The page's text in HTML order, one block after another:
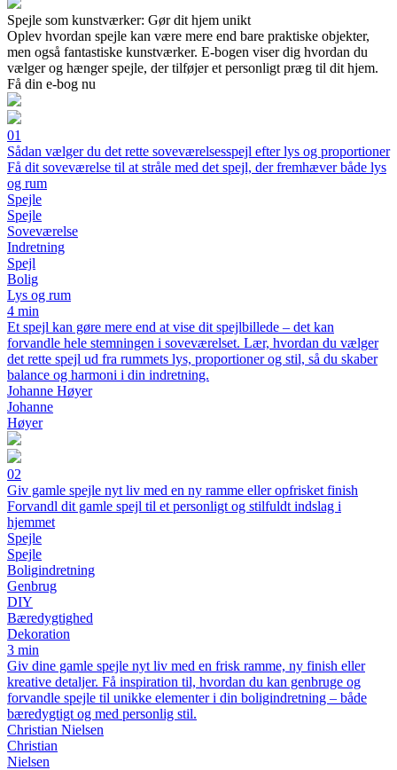
Spejle som kunstværker: Gør dit hjem unikt
Oplev hvordan spejle kan være mere end bare praktiske objekter,
men også fantastiske kunstværker. E-bogen viser dig hvordan du
vælger og hænger spejle, der tilføjer et personligt præg til dit hjem.
Få din e-bog nu
01
Sådan vælger du det rette soveværelsesspejl efter lys og proportioner
Få dit soveværelse til at stråle med det spejl, der fremhæver både lys
og rum
Spejle
Spejle
Soveværelse
Indretning
Spejl
Bolig
Lys og rum
4 min
Et spejl kan gøre mere end at vise dit spejlbillede – det kan
forvandle hele stemningen i soveværelset. Lær, hvordan du vælger
det rette spejl ud fra rummets lys, proportioner og stil, så du skaber
balance og harmoni i din indretning.
Johanne Høyer
Johanne
Høyer
02
Giv gamle spejle nyt liv med en ny ramme eller opfrisket finish
Forvandl dit gamle spejl til et personligt og stilfuldt indslag i
hjemmet
Spejle
Spejle
Boligindretning
Genbrug
DIY
Bæredygtighed
Dekoration
3 min
Giv dine gamle spejle nyt liv med en frisk ramme, ny finish eller
kreative detaljer. Få inspiration til, hvordan du kan genbruge og
forvandle spejle til unikke elementer i din boligindretning – både
bæredygtigt og med personlig stil.
Christian Nielsen
Christian
Nielsen